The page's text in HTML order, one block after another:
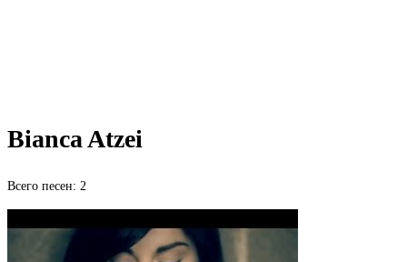
Bianca Atzei
Всего песен: 2